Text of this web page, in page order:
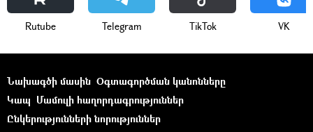
Rutube Telegram ТikТоk VK
Նախագծի մասին Օգտագործման կանոնները
Կապ Մամուլի հաղորդագրություններ
Ընկերությունների նորություններ